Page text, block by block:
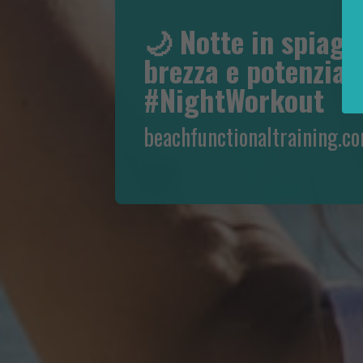
🌙 Notte in
brezza e
#NightWorkout